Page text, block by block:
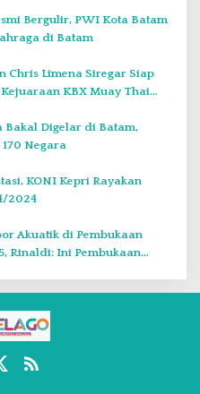
Bergulir, PWI Kota Batam
di Batam
Chris Limena Siregar Siap
KBX Muay Thai
Bakal Digelar di Batam,
Negara
KONI Kepri Rayakan
2024
Akuatik di Pembukaan
Rinaldi: Ini Pembukaan